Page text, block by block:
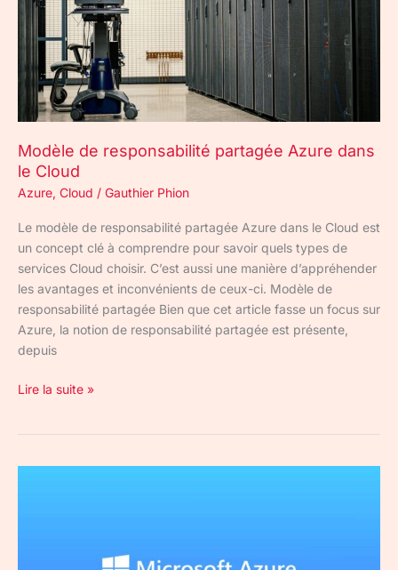
Modèle de responsabilité partagée Azure dans
le Cloud
Azure, Cloud / Gauthier Phion
Le modèle de responsabilité partagée Azure dans le Cloud est
un concept clé à comprendre pour savoir quels types de
services Cloud choisir. C’est aussi une manière d’appréhender
les avantages et inconvénients de ceux-ci. Modèle de
responsabilité partagée Bien que cet article fasse un focus sur
Azure, la notion de responsabilité partagée est présente,
depuis
Azure
Cloud
Lire la suite »